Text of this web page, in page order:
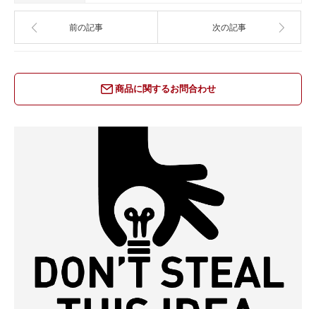
前の記事 次の記事
商品に関するお問合わせ